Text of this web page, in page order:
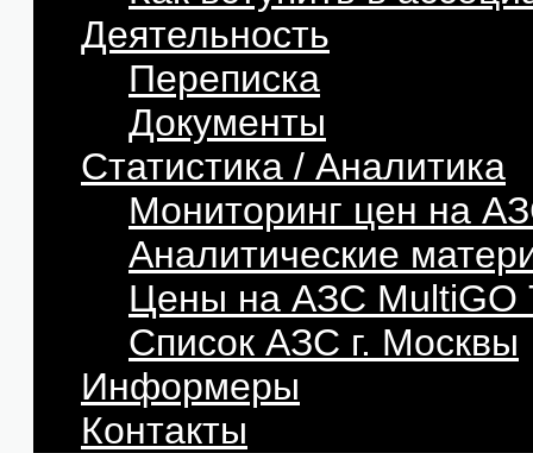
Деятельность
Переписка
Документы
Статистика / Аналитика
Мониторинг цен на
Аналитические
Цены на АЗС
Список АЗС г. Москвы
Информеры
Контакты